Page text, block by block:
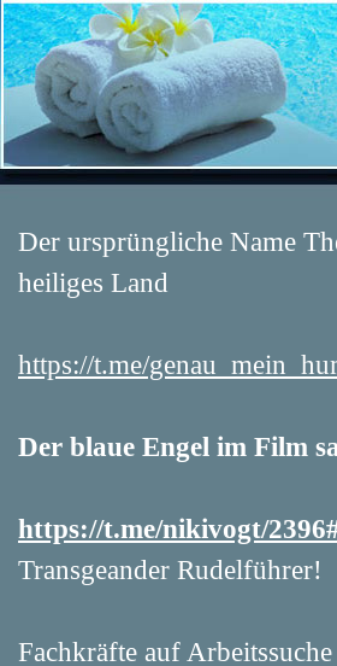
Der ursprüngliche Name
heiliges Land
https://t.me/
Der blaue Engel im Film
https://t.me/nikivogt/
Transgeander Rudelführer!
Fachkräfte auf Arbeitssuche